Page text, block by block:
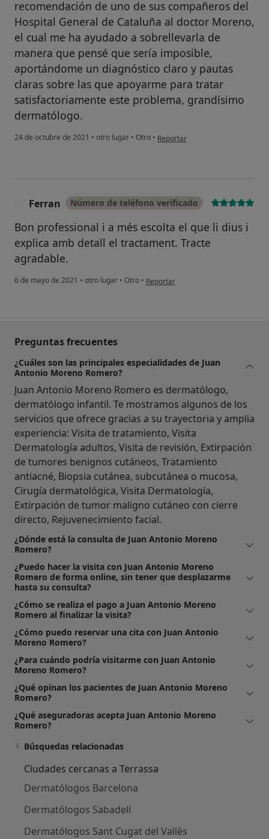
recomendación de uno de sus compañeros del
Hospital General de Cataluña al doctor Moreno,
el cual me ha ayudado a sobrellevarla de
manera que pensé que sería imposible,
aportándome un diagnóstico claro y pautas
claras sobre las que apoyarme para tratar
satisfactoriamente este problema, grandísimo
dermatólogo.
24 de octubre de 2021 • otro lugar • Otro • en opinión del usuario A.L.
Reportar
Ferran Número de teléfono verificado
Bon professional i a més escolta el que li dius i
explica amb detall el tractament. Tracte
agradable.
6 de mayo de 2021 • otro lugar • Otro • en opinión del usuario Ferran
Reportar
Preguntas frecuentes
¿Cuáles son las principales especialidades de Juan
Antonio Moreno Romero?
Juan Antonio Moreno Romero es dermatólogo,
dermatólogo infantil. Te mostramos algunos de los
servicios que ofrece gracias a su trayectoria y amplia
experiencia: Visita de tratamiento, Visita
Dermatología adultos, Visita de revisión, Extirpación
de tumores benignos cutáneos, Tratamiento
antiacné, Biopsia cutánea, subcutánea o mucosa,
Cirugía dermatológica, Visita Dermatología,
Extirpación de tumor maligno cutáneo con cierre
directo, Rejuvenecimiento facial.
¿Dónde está la consulta de Juan Antonio Moreno
Romero?
¿Puedo hacer la visita con Juan Antonio Moreno
Romero de forma online, sin tener que desplazarme
hasta su consulta?
¿Cómo se realiza el pago a Juan Antonio Moreno
Romero al finalizar la visita?
¿Cómo puedo reservar una cita con Juan Antonio
Moreno Romero?
¿Para cuándo podría visitarme con Juan Antonio
Moreno Romero?
¿Qué opinan los pacientes de Juan Antonio Moreno
Romero?
¿Qué aseguradoras acepta Juan Antonio Moreno
Romero?
Búsquedas relacionadas
Ciudades cercanas a Terrassa
Dermatólogos Barcelona
Dermatólogos Sabadell
Dermatólogos Sant Cugat del Vallès